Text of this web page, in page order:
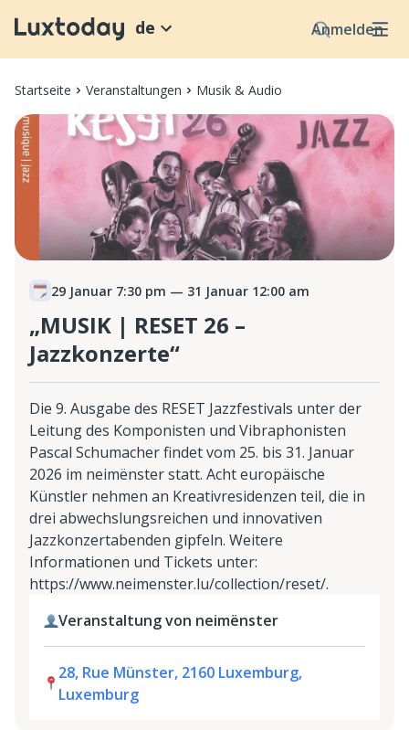
Anmelden
de
Startseite Veranstaltungen Musik & Audio
29 Januar 7:30 pm — 31 Januar 12:00 am
„MUSIK | RESET 26 –
Jazzkonzerte“
Die 9. Ausgabe des RESET Jazzfestivals unter der
Leitung des Komponisten und Vibraphonisten
Pascal Schumacher findet vom 25. bis 31. Januar
2026 im neimënster statt. Acht europäische
Künstler nehmen an Kreativresidenzen teil, die in
drei abwechslungsreichen und innovativen
Jazzkonzertabenden gipfeln. Weitere
Informationen und Tickets unter:
https://www.neimenster.lu/collection/reset/.
Veranstaltung von neimënster
28, Rue Münster, 2160 Luxemburg,
Luxemburg